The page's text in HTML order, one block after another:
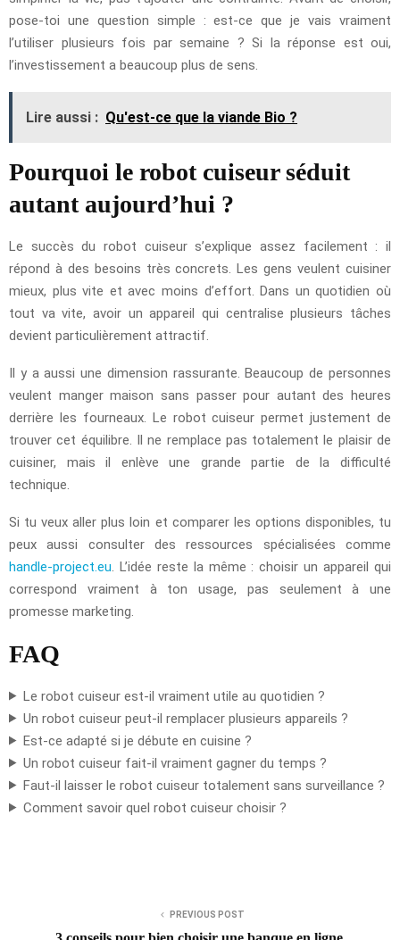
pose-toi une question simple : est-ce que je vais vraiment
l’utiliser plusieurs fois par semaine ? Si la réponse est oui,
l’investissement a beaucoup plus de sens.
Lire aussi : Qu'est-ce que la viande Bio ?
Pourquoi le robot cuiseur séduit
autant aujourd’hui ?
Le succès du robot cuiseur s’explique assez facilement : il
répond à des besoins très concrets. Les gens veulent cuisiner
mieux, plus vite et avec moins d’effort. Dans un quotidien où
tout va vite, avoir un appareil qui centralise plusieurs tâches
devient particulièrement attractif.
Il y a aussi une dimension rassurante. Beaucoup de personnes
veulent manger maison sans passer pour autant des heures
derrière les fourneaux. Le robot cuiseur permet justement de
trouver cet équilibre. Il ne remplace pas totalement le plaisir de
cuisiner, mais il enlève une grande partie de la difficulté
technique.
Si tu veux aller plus loin et comparer les options disponibles, tu
peux aussi consulter des ressources spécialisées comme
handle-project.eu . L’idée reste la même : choisir un appareil qui
correspond vraiment à ton usage, pas seulement à une
promesse marketing.
FAQ
Le robot cuiseur est-il vraiment utile au quotidien ?
Un robot cuiseur peut-il remplacer plusieurs appareils ?
Est-ce adapté si je débute en cuisine ?
Un robot cuiseur fait-il vraiment gagner du temps ?
Faut-il laisser le robot cuiseur totalement sans surveillance ?
Comment savoir quel robot cuiseur choisir ?
PREVIOUS POST